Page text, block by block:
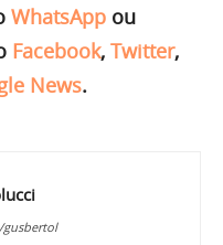
WhatsApp ou
Facebook, Twitter,
News.